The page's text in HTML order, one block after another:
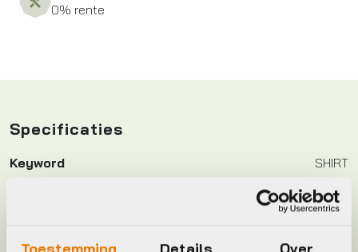
0% rente
Specificaties
Keyword SHIRT
Op voorraad bij leverancier